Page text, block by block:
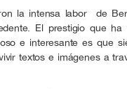
la intensa labor de
El prestigio que
e interesante es que
textos e imágenes a